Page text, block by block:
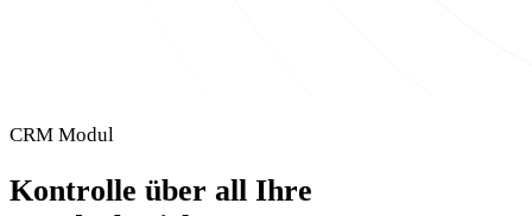
CRM Modul
Kontrolle über all Ihre